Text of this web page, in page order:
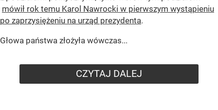
mówił rok temu Karol Nawrocki w pierwszym wystąpieniu
po zaprzysiężeniu na urząd prezydenta.
Głowa państwa złożyła wówczas...
CZYTAJ DALEJ